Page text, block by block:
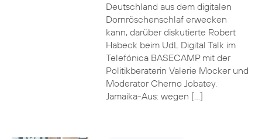
Deutschland aus dem digitalen
Dornröschenschlaf erwecken
kann, darüber diskutierte Robert
Habeck beim UdL Digital Talk im
Telefónica BASECAMP mit der
Politikberaterin Valerie Mocker und
Moderator Cherno Jobatey.
Jamaika-Aus: wegen […]